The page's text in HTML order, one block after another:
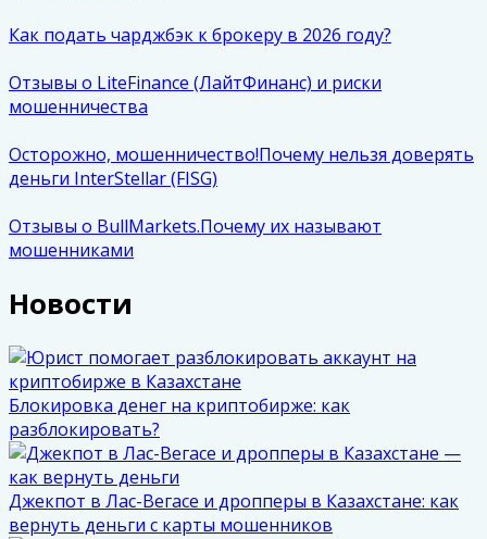
Как подать чарджбэк к брокеру в 2026 году?
Отзывы о LiteFinance (ЛайтФинанс) и риски
мошенничества
Осторожно, мошенничество!Почему нельзя доверять
деньги InterStellar (FISG)
Отзывы о BullMarkets.Почему их называют
мошенниками
Новости
Блокировка денег на криптобирже: как
разблокировать?
Джекпот в Лас-Вегасе и дропперы в Казахстане: как
вернуть деньги с карты мошенников